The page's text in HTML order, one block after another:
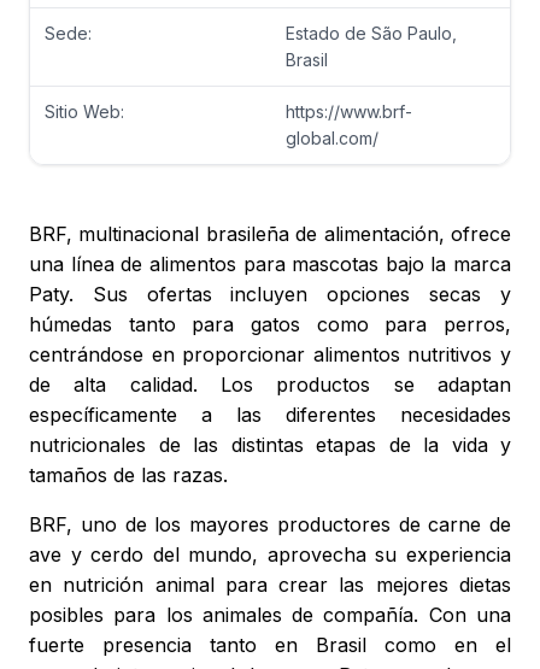
Sede:
Estado de São Paulo,
Brasil
Sitio Web:
https://www.brf-
global.com/
BRF, multinacional brasileña de alimentación, ofrece
una línea de alimentos para mascotas bajo la marca
Paty. Sus ofertas incluyen opciones secas y
húmedas tanto para gatos como para perros,
centrándose en proporcionar alimentos nutritivos y
de alta calidad. Los productos se adaptan
específicamente a las diferentes necesidades
nutricionales de las distintas etapas de la vida y
tamaños de las razas.
BRF, uno de los mayores productores de carne de
ave y cerdo del mundo, aprovecha su experiencia
en nutrición animal para crear las mejores dietas
posibles para los animales de compañía. Con una
fuerte presencia tanto en Brasil como en el